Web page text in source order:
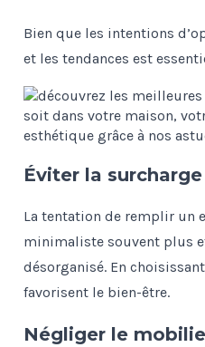
Bien que les intentions
et les tendances est
Éviter la
La tentation de remplir un
minimaliste souvent plus
désorganisé. En
favorisent le bien-être.
Négliger le